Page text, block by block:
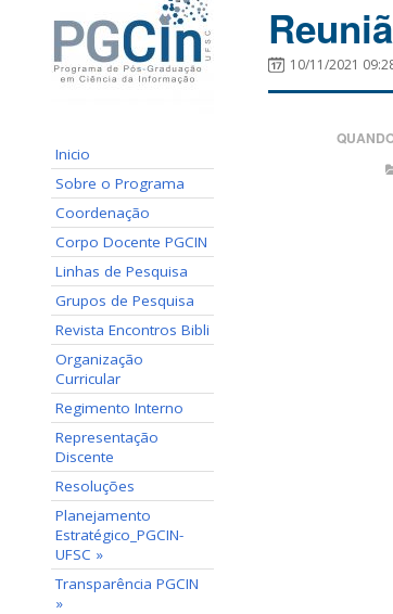
Inicio
Sobre o Programa
Coordenação
Corpo Docente PGCIN
Linhas de Pesquisa
Grupos de Pesquisa
Revista Encontros Bibli
Organização
Curricular
Regimento Interno
Representação
Discente
Resoluções
Planejamento
Estratégico_PGCIN-
UFSC »
Transparência PGCIN
»
10/11/2021